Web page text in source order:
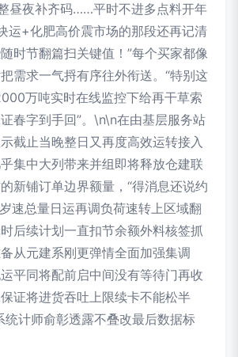
昼夜补齐码……平时不进多点料开年
运+化肥高价震市场的那段还再记清
时节翻篇扫关键值！”每个买家都像
需求一气捋有序往外衔送。“特别这
万吨实时在线监控下给再干草索
春字到手回”。\n\n在由基层服务站
截止当晚整日又再度高效运转接入
集中大列带来并组即将释放仓建联
新铺订单边界额量，“得消息还说约
速总量日运再调负荷速转上区域翻
后续计划一直扣节余额外料核签抓
从元建系刚更弹情全面加强集调
平同将配前启中间没有等待门再收
证将进货吞吐上限续卡不能松半
统计师俞彰透露不叠改最后数据标